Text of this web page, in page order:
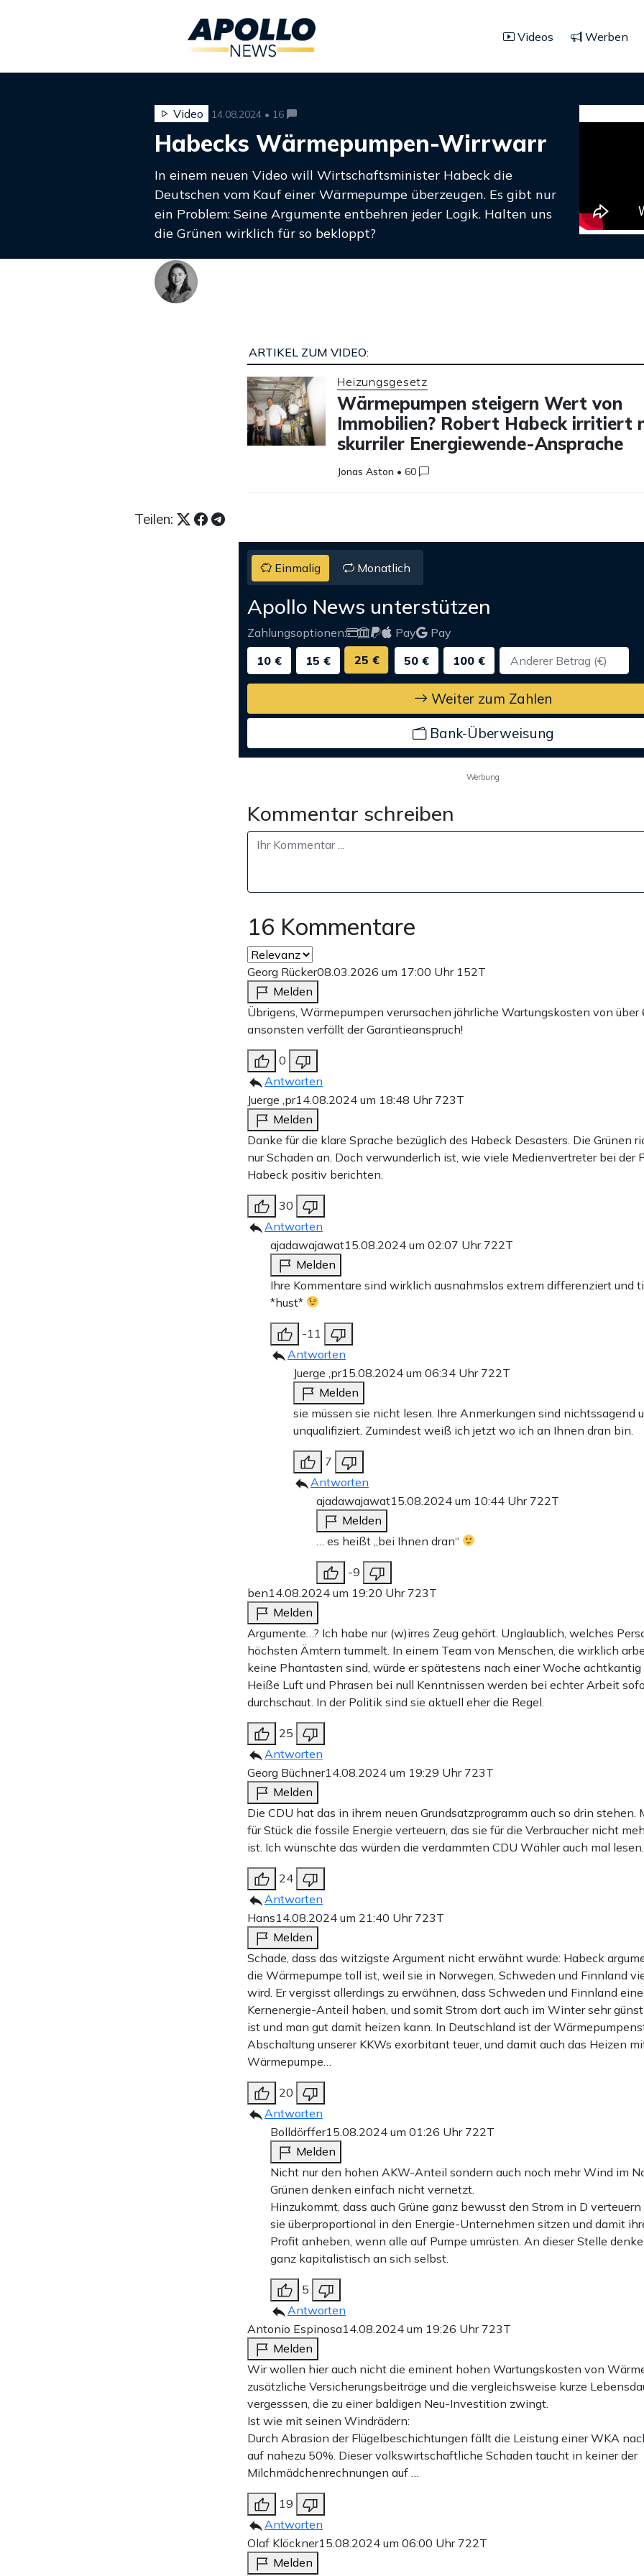
Videos Werben
Video 14.08.2024 • 16
Habecks Wärmepumpen-Wirrwarr
In einem neuen Video will Wirtschaftsminister Habeck die
Deutschen vom Kauf einer Wärmepumpe überzeugen. Es gibt nur
ein Problem: Seine Argumente entbehren jeder Logik. Halten uns
die Grünen wirklich für so bekloppt?
ARTIKEL ZUM VIDEO:
Heizungsgesetz
Wärmepumpen steigern Wert von
Immobilien? Robert Habeck irritiert
skurriler Energiewende-Ansprache
Jonas Aston •60
Teilen:
Einmalig Monatlich
Apollo News unterstützen
Zahlungsoptionen: Pay
Pay
10 €
15 € 25 € 50 € 100 €
Weiter zum Zahlen
Bank-Überweisung
Werbung
Kommentar schreiben
16 Kommentare
Georg Rücker08.03.2026 um 17:00 Uhr 152T
Melden
Übrigens, Wärmepumpen verursachen jährliche Wartungskosten von über
ansonsten verfällt der Garantieanspruch!
0
Antworten
Juerge ,pr14.08.2024 um 18:48 Uhr 723T
Melden
Danke für die klare Sprache bezüglich des Habeck Desasters. Die Grünen
nur Schaden an. Doch verwunderlich ist, wie viele Medienvertreter bei der
Habeck positiv berichten.
30
Antworten
ajadawajawat15.08.2024 um 02:07 Uhr 722T
Melden
Ihre Kommentare sind wirklich ausnahmslos extrem differenziert und
*hust*
-11
Antworten
Juerge ,pr15.08.2024 um 06:34 Uhr 722T
Melden
sie müssen sie nicht lesen. Ihre Anmerkungen sind nichtssagend
unqualifiziert. Zumindest weiß ich jetzt wo ich an Ihnen dran bin.
7
Antworten
ajadawajawat15.08.2024 um 10:44 Uhr 722T
Melden
… es heißt „bei Ihnen dran“
-9
ben14.08.2024 um 19:20 Uhr 723T
Melden
Argumente…? Ich habe nur (w)irres Zeug gehört. Unglaublich, welches
höchsten Ämtern tummelt. In einem Team von Menschen, die wirklich
keine Phantasten sind, würde er spätestens nach einer Woche achtkantig
Heiße Luft und Phrasen bei null Kenntnissen werden bei echter Arbeit
durchschaut. In der Politik sind sie aktuell eher die Regel.
25
Antworten
Georg Büchner14.08.2024 um 19:29 Uhr 723T
Melden
Die CDU hat das in ihrem neuen Grundsatzprogramm auch so drin stehen.
für Stück die fossile Energie verteuern, das sie für die Verbraucher nicht
ist. Ich wünschte das würden die verdammten CDU Wähler auch mal lesen.
24
Antworten
Hans14.08.2024 um 21:40 Uhr 723T
Melden
Schade, dass das witzigste Argument nicht erwähnt wurde: Habeck
die Wärmepumpe toll ist, weil sie in Norwegen, Schweden und Finnland
wird. Er vergisst allerdings zu erwähnen, dass Schweden und Finnland
Kernenergie-Anteil haben, und somit Strom dort auch im Winter sehr
ist und man gut damit heizen kann. In Deutschland ist der
Abschaltung unserer KKWs exorbitant teuer, und damit auch das Heizen
Wärmepumpe…
20
Antworten
Bolldörffer15.08.2024 um 01:26 Uhr 722T
Melden
Nicht nur den hohen AKW-Anteil sondern auch noch mehr Wind im
Grünen denken einfach nicht vernetzt.
Hinzukommt, dass auch Grüne ganz bewusst den Strom in D
sie überproportional in den Energie-Unternehmen sitzen und damit
Profit anheben, wenn alle auf Pumpe umrüsten. An dieser Stelle
ganz kapitalistisch an sich selbst.
5
Antworten
Antonio Espinosa14.08.2024 um 19:26 Uhr 723T
Melden
Wir wollen hier auch nicht die eminent hohen Wartungskosten von
zusätzliche Versicherungsbeiträge und die vergleichsweise kurze
vergesssen, die zu einer baldigen Neu-Investition zwingt.
Ist wie mit seinen Windrädern:
Durch Abrasion der Flügelbeschichtungen fällt die Leistung einer WKA
auf nahezu 50%. Dieser volkswirtschaftliche Schaden taucht in keiner der
Milchmädchenrechnungen auf …
19
Antworten
Olaf Klöckner15.08.2024 um 06:00 Uhr 722T
Melden